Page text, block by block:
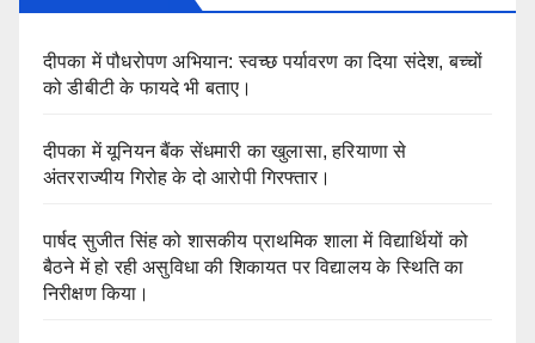
दीपका में पौधरोपण अभियान: स्वच्छ पर्यावरण का दिया संदेश, बच्चों
को डीबीटी के फायदे भी बताए।
दीपका में यूनियन बैंक सेंधमारी का खुलासा, हरियाणा से
अंतरराज्यीय गिरोह के दो आरोपी गिरफ्तार।
पार्षद सुजीत सिंह को शासकीय प्राथमिक शाला में विद्यार्थियों को
बैठने में हो रही असुविधा की शिकायत पर विद्यालय के स्थिति का
निरीक्षण किया।